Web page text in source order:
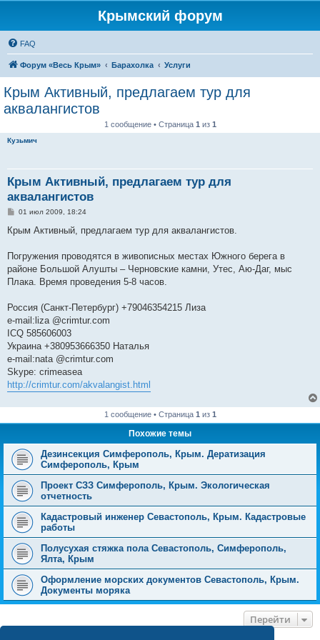
Крымский форум
FAQ
Форум «Весь Крым» Барахолка Услуги
Крым Активный, предлагаем тур для
аквалангистов
1 сообщение • Страница 1 из 1
Кузьмич
Крым Активный, предлагаем тур для
аквалангистов
С
о
е
и
е
01 июл 2009, 18:24
Крым Активный, предлагаем тур для аквалангистов.
Погружения проводятся в живописных местах Южного берега в
районе Большой Алушты – Черновские камни, Утес, Аю-Даг, мыс
Плака. Время проведения 5-8 часов.
Россия (Санкт-Петербург) +79046354215 Лиза
e-mail:liza @crimtur.com
ICQ 585606003
Украина +380953666350 Наталья
e-mail:nata @crimtur.com
Skype: crimeasea
http://crimtur.com/akvalangist.html
1 сообщение • Страница 1 из 1
Похожие темы
Дезинсекция Симферополь, Крым. Дератизация
Симферополь, Крым
Проект СЗЗ Симферополь, Крым. Экологическая
отчетность
Кадастровый инженер Севастополь, Крым. Кадастровые
работы
Полусухая стяжка пола Севастополь, Симферополь,
Ялта, Крым
Оформление морских документов Севастополь, Крым.
Документы моряка
Перейти